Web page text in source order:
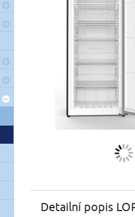
Detailní popis